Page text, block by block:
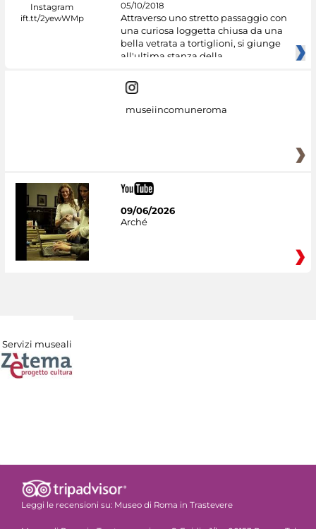
05/10/2018
Attraverso uno stretto passaggio con
una curiosa loggetta chiusa da una
bella vetrata a tortiglioni, si giunge
all'ultima stanza della
museiincomuneroma
09/06/2026
Arché
Servizi museali
Leggi le recensioni su: Museo di Roma in Trastevere